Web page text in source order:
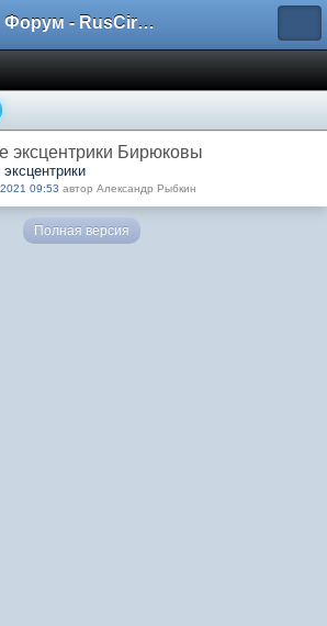
Форум - RusCircus.ru
эксцентрики Бирюковы
09:53 автор Александр Рыбкин
Полная версия